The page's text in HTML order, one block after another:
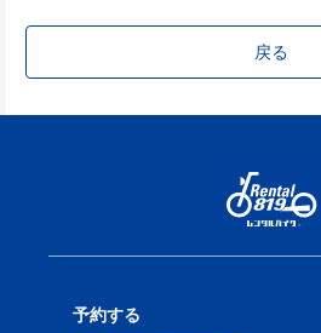
戻る
予約する